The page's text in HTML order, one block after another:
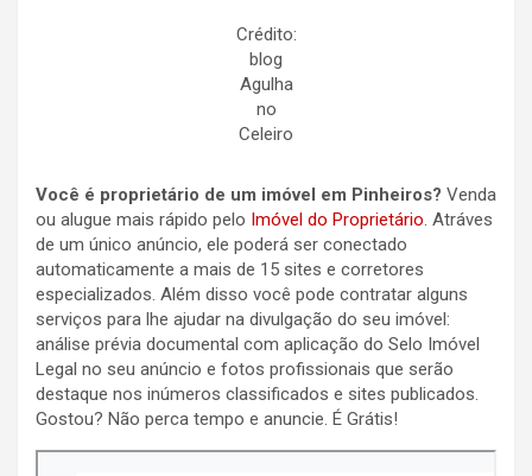
Crédito:
blog
Agulha
no
Celeiro
Você é proprietário de um imóvel em Pinheiros? Venda
ou alugue mais rápido pelo Imóvel do Proprietário. Atráves
de um único anúncio, ele poderá ser conectado
automaticamente a mais de 15 sites e corretores
especializados. Além disso você pode contratar alguns
serviços para lhe ajudar na divulgação do seu imóvel:
análise prévia documental com aplicação do Selo Imóvel
Legal no seu anúncio e fotos profissionais que serão
destaque nos inúmeros classificados e sites publicados.
Gostou? Não perca tempo e anuncie. É Grátis!